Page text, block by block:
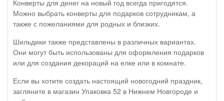
Конверты для денег на новый год всегда пригодятся.
Можно выбрать конверты для подарков сотрудникам, а
также с пожеланиями для родных и близких.
Шильдики также представлены в различных вариантах.
Они могут быть использованы для оформления подарков
или для создания декораций на елке или в комнате.
Если вы хотите создать настоящий новогодний праздник,
загляните в магазин Упаковка 52 в Нижнем Новгороде и